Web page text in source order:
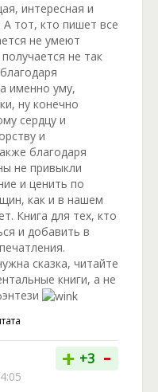
интересная и
тот, кто пишет все
не умеют
не так
именно уму,
ну конечно
сердцу и
и
благодаря
не привыкли
и ценить по
как и в нашем
Книга для тех, кто
и добавить в
сказка, читайте
книги, а не
+ +3 -